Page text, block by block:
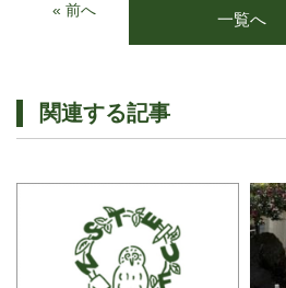
« 前へ 一覧へ
関連する記事